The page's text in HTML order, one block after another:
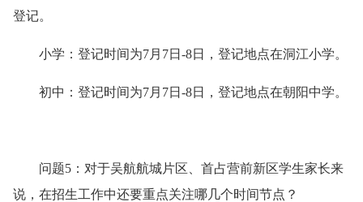
登记。
小学：登记时间为7月7日-8日，登记地点在洞江小学。
初中：登记时间为7月7日-8日，登记地点在朝阳中学。
问题5：对于吴航航城片区、首占营前新区学生家长来
说，在招生工作中还要重点关注哪几个时间节点？